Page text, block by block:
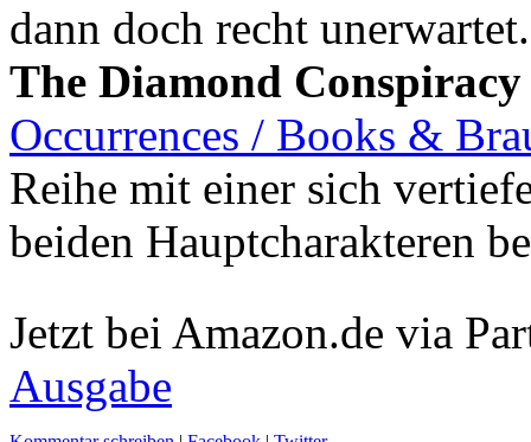
dann doch recht
The Diamond Conspiracy
Occurrences / Books &
Reihe mit einer sich
beiden Hauptcharakteren
Jetzt bei Amazon.de via
Ausgabe